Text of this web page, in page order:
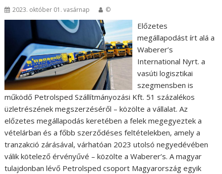
2023. október 01. vasárnap ©
Előzetes
megállapodást írt alá a
Waberer’s
International Nyrt. a
vasúti logisztikai
szegmensben is
működő Petrolsped Szállítmányozási Kft. 51 százalékos
üzletrészének megszerzéséről – közölte a vállalat. Az
előzetes megállapodás keretében a felek megegyeztek a
vételárban és a főbb szerződéses feltételekben, amely a
tranzakció zárásával, várhatóan 2023 utolsó negyedévében
válik kötelező érvényűvé – közölte a Waberer’s. A magyar
tulajdonban lévő Petrolsped csoport Magyarország egyik